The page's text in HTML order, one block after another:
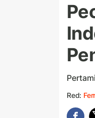
Red: